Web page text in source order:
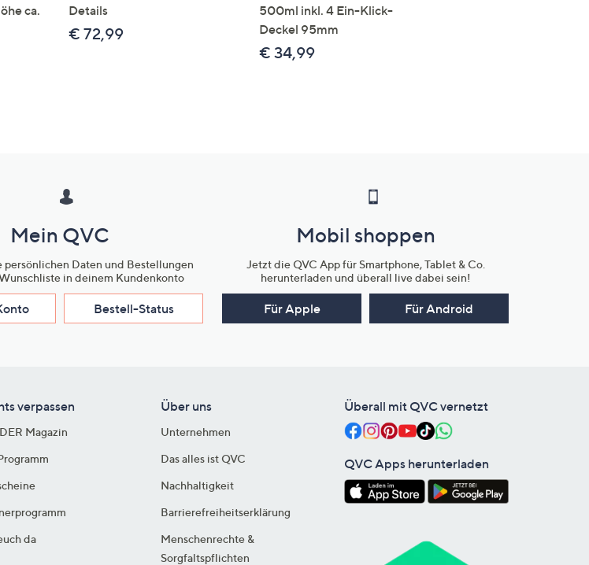
ca.
Details
€ 72,99
500ml inkl. 4 Ein-Klick-
Deckel 95mm
€ 34,99
Mein QVC
persönlichen Daten und Bestellungen
in deinem Kundenkonto
Bestell-Status
Mobil shoppen
Jetzt die QVC App für Smartphone, Tablet & Co.
herunterladen und überall live dabei sein!
Für Apple Für Android
verpassen
Magazin
da
Über uns
Unternehmen
Das alles ist QVC
Nachhaltigkeit
Barrierefreiheitserklärung
Menschenrechte &
Sorgfaltspflichten
Überall mit QVC vernetzt
QVC Apps herunterladen